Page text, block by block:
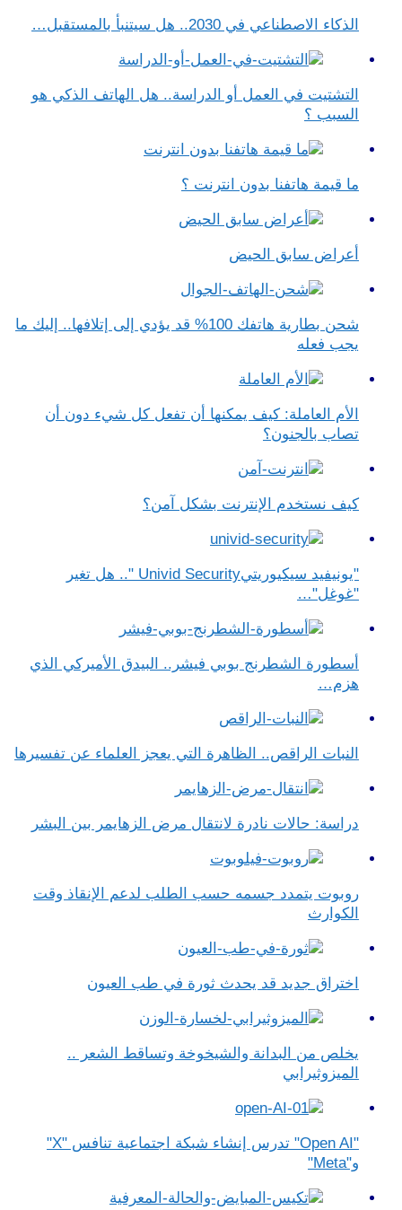
الذكاء الاصطناعي في 2030.. هل سيتنبأ بالمستقبل…
التشتيت في العمل أو الدراسة.. هل الهاتف الذكي هو
السبب ؟
ما قيمة هاتفنا بدون انترنت ؟
أعراض سابق الحيض
شحن بطارية هاتفك 100% قد يؤدي إلى إتلافها.. إليك ما
يجب فعله
الأم العاملة: كيف يمكنها أن تفعل كل شيء دون أن
تصاب بالجنون؟
كيف نستخدم الإنترنت بشكل آمن؟
"يونيفيد سيكيوريتيUnivid Security ".. هل تغير
"غوغل"…
أسطورة الشطرنج بوبي فيشر.. البيدق الأميركي الذي
هزم…
النبات الراقص.. الظاهرة التي يعجز العلماء عن تفسيرها
دراسة: حالات نادرة لانتقال مرض الزهايمر بين البشر
روبوت يتمدد جسمه حسب الطلب لدعم الإنقاذ وقت
الكوارث
اختراق جديد قد يحدث ثورة في طب العيون
يخلص من البدانة والشيخوخة وتساقط الشعر ..
الميزوثيرابي
"Open AI" تدرس إنشاء شبكة اجتماعية تنافس "X"
و"Meta"